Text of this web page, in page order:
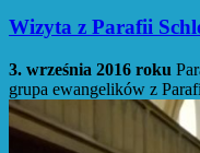
Wizyta z Parafii
3. września 2016 roku
grupa ewangelików z